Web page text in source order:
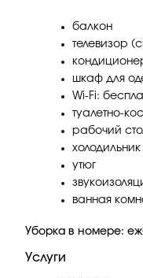
балкон
телевизор
шкаф для
Wi-Fi:
туалетно-
рабочий
холодильник
утюг
ванная
Уборка в номере:
Услуги